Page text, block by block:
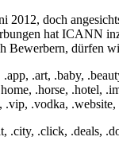
2012, doch
hat ICANN
Bewerbern, dürfen
.art, .baby,
.horse, .hotel,
.vip, .vodka,
.click, .deals,